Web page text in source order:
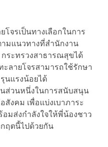
จรเป็นทางเลือกในการ
ามแนวทางที่สำนักงาน
ระทรวงสาธารณสุขได้
ลายโจรสามารถใช้รักษา
นแรงน้อยได้
ส่วนหนึ่งในการสนับสนุน
งคม เพื่อแบ่งเบาภาระ
มส่งกำลังใจให้พี่น้องชาว
ฤตนี้ไปด้วยกัน